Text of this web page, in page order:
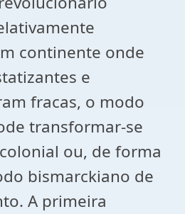
continente onde
e
fracas, o modo
transformar-se
ou, de forma
bismarckiano de
A primeira